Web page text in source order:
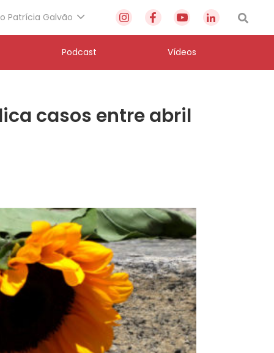
Patrícia Galvão
Podcast Vídeos
casos entre abril